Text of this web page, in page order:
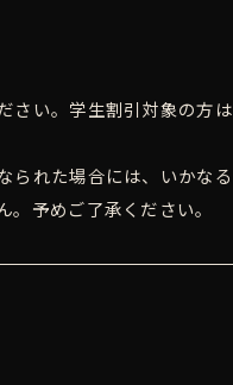
い。学生割引対象の方は
られた場合には、いかなる
予めご了承ください。